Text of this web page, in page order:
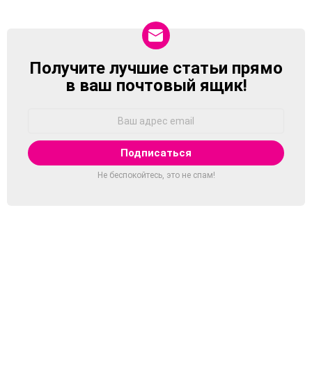
NEWSLETTER
Получите лучшие статьи прямо
в ваш почтовый ящик!
Не беспокойтесь, это не спам!